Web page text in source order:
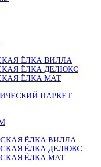
ЁЛКА ВИЛЛА
ЁЛКА ДЕЛЮКС
ЁЛКА МАТ
ПАРКЕТ
ЁЛКА ВИЛЛА
ЁЛКА ДЕЛЮКС
ЁЛКА МАТ